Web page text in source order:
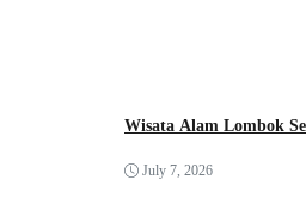
Wisata Alam Lombok
July 7, 2026